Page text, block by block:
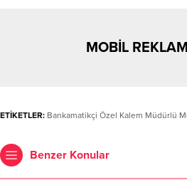
MOBİL
ETİKETLER: Bankamatikçi Özel Kalem Müdürlü
Benzer Konular